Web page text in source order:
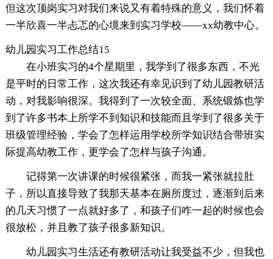
但这次顶岗实习对我们来说又有着特殊的意义，我们怀着
一半欣喜一半忐忑的心境来到实习学校——xx幼教中心。
幼儿园实习工作总结15
在小班实习的4个星期里，我学到了很多东西，不光
是平时的日常工作，这次我还有幸见识到了幼儿园教研活
动，对我影响很深。我得到了一次较全面、系统锻炼也学
到了许多书本上所学不到知识和技能而且学到了很多关于
班级管理经验，学会了怎样运用学校所学知识结合带班实
际提高幼教工作，更学会了怎样与孩子沟通。
记得第一次讲课的时候很紧张，而我一紧张就拉肚
子，所以直接导致了我那天基本在厕所度过，逐渐到后来
的几天习惯了一点就好多了，和孩子们咋一起的时候也会
很放松，并且教了孩子很多新知识。
幼儿园实习生活还有教研活动让我受益不少，但我也